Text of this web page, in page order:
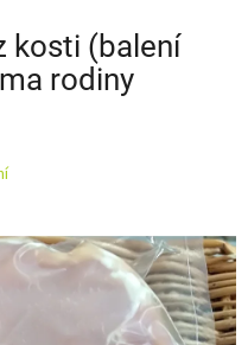
kosti (balení
rodiny